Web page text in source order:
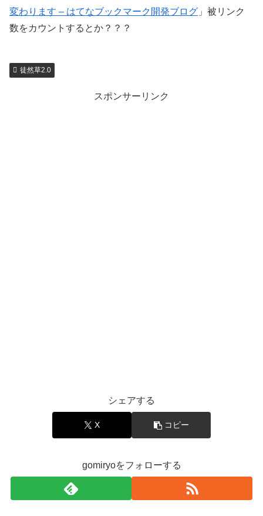
変わります – はてなブックマーク開発ブログ 」被リンク
数をカウントするとか？？？
徒然草2.0
スポンサーリンク
シェアする
X コピー
gomiryoをフォローする